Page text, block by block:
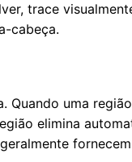
trace
cabeça.
uma
elimina